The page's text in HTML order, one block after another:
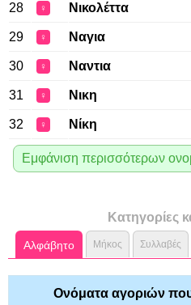
28 ♀ Νικολέττα
29 ♀ Ναγια
30 ♀ Ναντια
31 ♀ Νικη
32 ♀ Νίκη
Εμφάνιση περισσότερων
Κατηγορίες
Αλφάβητο Μήκος Συλλαβές
Ονόματα αγοριών που